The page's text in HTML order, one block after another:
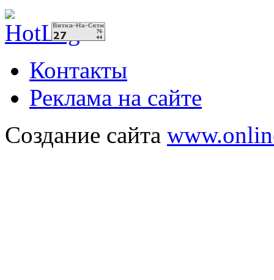
Контакты
Реклама на сайте
Создание сайта